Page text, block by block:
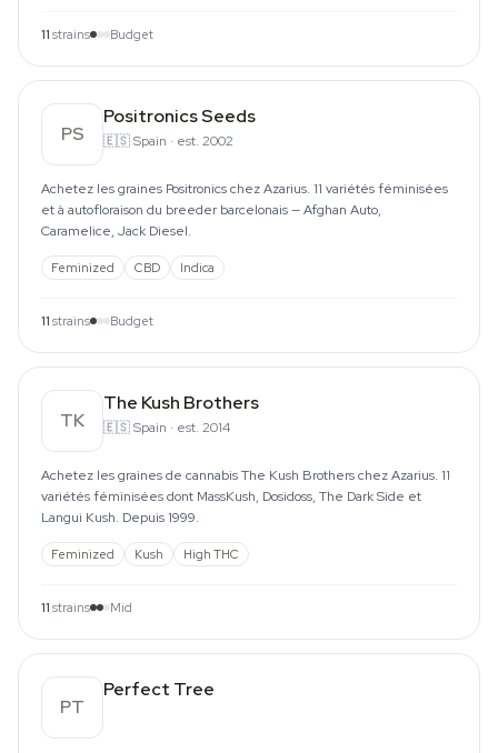
11 strains Budget
PS
Positronics Seeds
🇪🇸Spain · est. 2002
Achetez les graines Positronics chez Azarius. 11 variétés féminisées
et à autofloraison du breeder barcelonais — Afghan Auto,
Caramelice, Jack Diesel.
Feminized CBD Indica
11 strains Budget
TK
The Kush Brothers
🇪🇸Spain · est. 2014
Achetez les graines de cannabis The Kush Brothers chez Azarius. 11
variétés féminisées dont MassKush, Dosidoss, The Dark Side et
Langui Kush. Depuis 1999.
Feminized Kush High THC
11 strains Mid
PT
Perfect Tree